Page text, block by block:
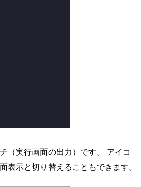
（実行画面の出力）です。 アイコ
表示と切り替えることもできます。